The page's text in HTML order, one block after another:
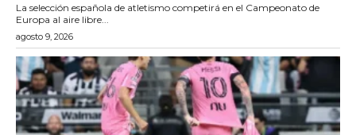
La selección española de atletismo competirá en el Campeonato de
Europa al aire libre...
agosto 9, 2026